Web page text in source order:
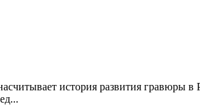
история развития гравюры в